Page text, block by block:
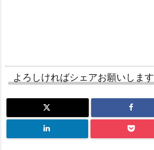
よろしければシェアお願いします